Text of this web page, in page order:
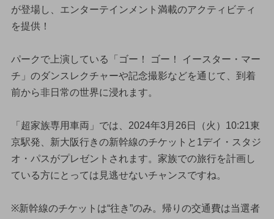
が登場し、エンターテインメント満載のアクティビティ
を提供！
パークで上演している「ゴー！ ゴー！ イースター・マー
チ」のダンスレクチャーや記念撮影などを通じて、到着
前から非日常の世界に浸れます。
「超家族専用車両」では、2024年3月26日（火）10:21東
京駅発、新大阪行きの新幹線のチケットと1デイ・スタジ
オ・パスがプレゼントされます。家族での旅行を計画し
ている方にとっては見逃せないチャンスですね。
※新幹線のチケットは“往き”のみ。帰りの交通費は当選者